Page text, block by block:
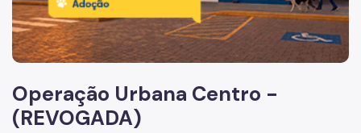
Operações Urbanas
Água Branca
Água Espraiada
Centro
Operação Urbana Centro -
(REVOGADA)